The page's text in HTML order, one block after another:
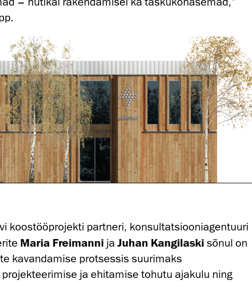
koostööprojekti partneri, konsultatsiooniagentuuri
Maria Freimanni ja Juhan Kangilaski sõnul on
kavandamise protsessis suurimaks
ja ehitamise tohutu ajakulu ning